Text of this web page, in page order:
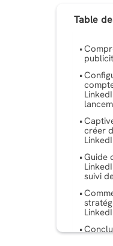
Table
créer
Guide
suivi